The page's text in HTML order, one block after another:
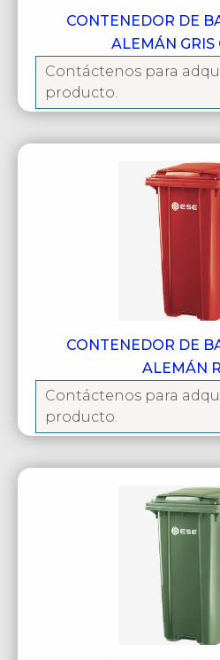
CONTENEDOR DE
ALEMÁN GRIS
Contáctenos para
producto.
CONTENEDOR DE
ALEMÁN
Contáctenos para
producto.